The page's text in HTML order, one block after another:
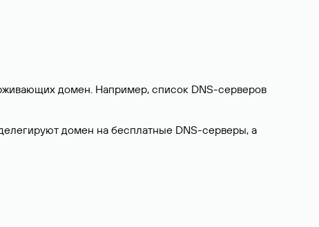
домен. Например, список DNS-серверов
домен на бесплатные DNS-серверы, а